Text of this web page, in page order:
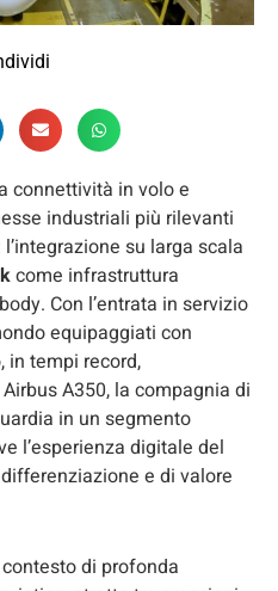
connettività in volo e
industriali più rilevanti
su larga scala
come infrastruttura
Con l’entrata in servizio
equipaggiati con
in tempi record,
A350, la compagnia di
in un segmento
l’esperienza digitale del
e di valore
di profonda